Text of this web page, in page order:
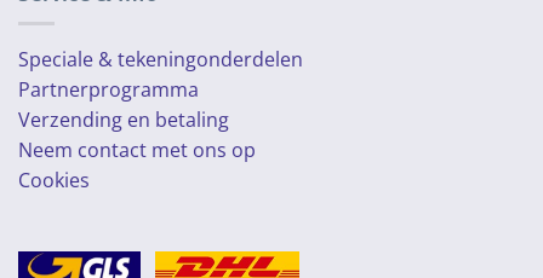
Speciale & tekeningonderdelen
Partnerprogramma
Verzending en betaling
Neem contact met ons op
Cookies